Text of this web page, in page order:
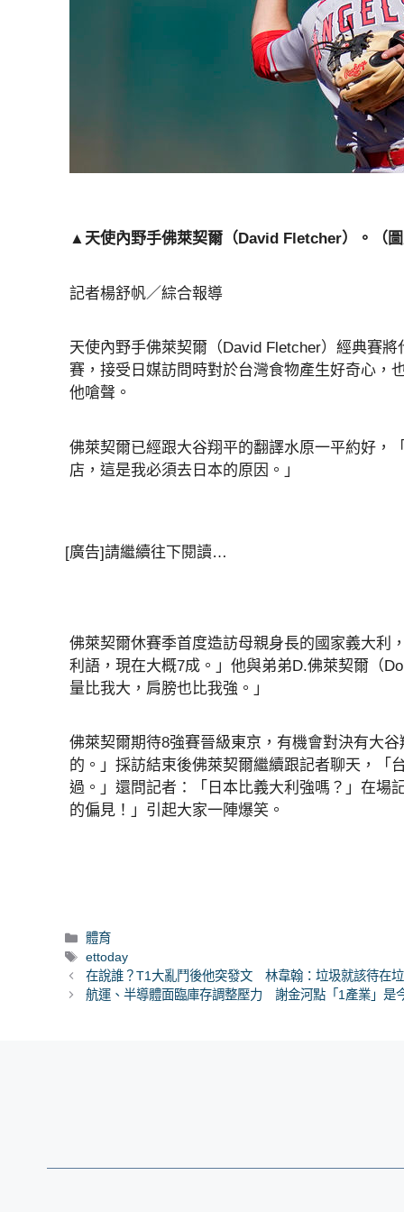
▲天使內野手佛萊契爾（David Fletcher）。（
記者楊舒帆／綜合報導
天使內野手佛萊契爾（David Fletcher）經典賽
賽，接受日媒訪問時對於台灣食物產生好奇心，
他嗆聲。
佛萊契爾已經跟大谷翔平的翻譯水原一平約好，
店，這是我必須去日本的原因。」
[廣告]請繼續往下閱讀…
佛萊契爾休賽季首度造訪母親身長的國家義大利
利語，現在大概7成。」他與弟弟D.佛萊契爾（
量比我大，肩膀也比我強。」
佛萊契爾期待8強賽晉級東京，有機會對決有大
的。」採訪結束後佛萊契爾繼續跟記者聊天，「
過。」還問記者：「日本比義大利強嗎？」在場
的偏見！」引起大家一陣爆笑。
分
類
體育
標
籤
ettoday
在說誰？T1大亂鬥後他突發文 林韋翰：垃圾就該待在
航運、半導體面臨庫存調整壓力 謝金河點「1產業」是